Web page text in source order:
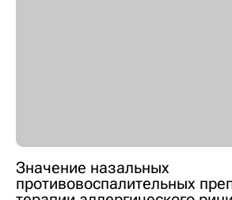
Значение назальных
противовоспалительных